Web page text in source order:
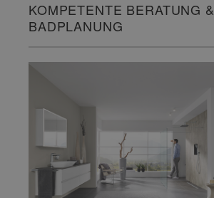
KOMPETENTE BERATUNG &
BADPLANUNG